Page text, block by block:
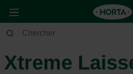
Animaux Chien
Xtreme